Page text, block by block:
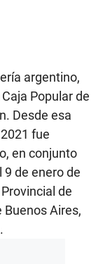
argentino,
Popular de
Desde esa
fue
en conjunto
de enero de
de
Buenos Aires,